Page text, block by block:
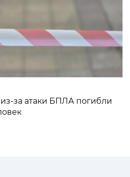
за атаки БПЛА погибли